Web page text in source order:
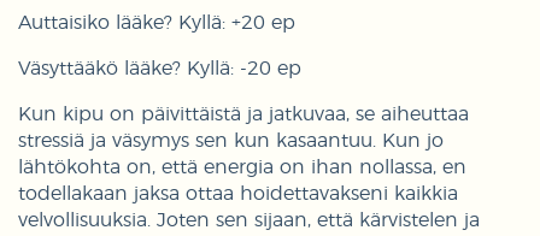
Auttaisiko lääke? Kyllä: +20 ep
Väsyttääkö lääke? Kyllä: -20 ep
Kun kipu on päivittäistä ja jatkuvaa, se aiheuttaa
stressiä ja väsymys sen kun kasaantuu. Kun jo
lähtökohta on, että energia on ihan nollassa, en
todellakaan jaksa ottaa hoidettavakseni kaikkia
velvollisuuksia. Joten sen sijaan, että kärvistelen ja